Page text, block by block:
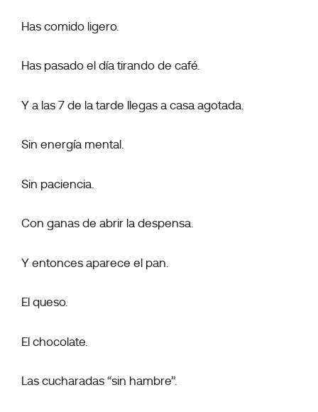
Has comido ligero.
Has pasado el día tirando de café.
Y a las 7 de la tarde llegas a casa agotada.
Sin energía mental.
Sin paciencia.
Con ganas de abrir la despensa.
Y entonces aparece el pan.
El queso.
El chocolate.
Las cucharadas “sin hambre”.